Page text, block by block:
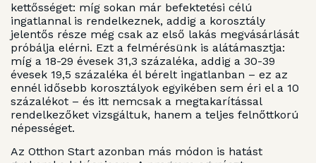
kettősséget: míg sokan már befektetési célú
ingatlannal is rendelkeznek, addig a korosztály
jelentős része még csak az első lakás megvásárlását
próbálja elérni. Ezt a felmérésünk is alátámasztja:
míg a 18-29 évesek 31,3 százaléka, addig a 30-39
évesek 19,5 százaléka él bérelt ingatlanban – ez az
ennél idősebb korosztályok egyikében sem éri el a 10
százalékot – és itt nemcsak a megtakarítással
rendelkezőket vizsgáltuk, hanem a teljes felnőttkorú
népességet.
Az Otthon Start azonban más módon is hatást